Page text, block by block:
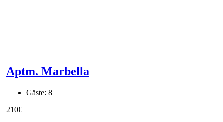
Aptm. Marbella
Gäste: 8
210€